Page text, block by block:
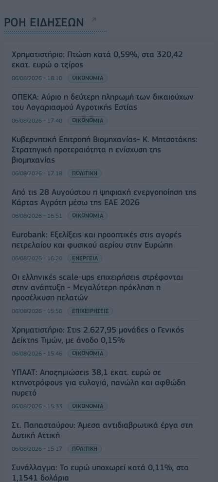
ΡΟΗ ΕΙΔΗΣΕΩΝ
Χρηματιστήριο: Πτώση κατά 0,59%, στα 320,42
εκατ. ευρώ ο τζίρος
06/08/2026 - 18:10 ΟΙΚΟΝΟΜΙΑ
ΟΠΕΚΑ: Αύριο η δεύτερη πληρωμή των δικαιούχων
του Λογαριασμού Αγροτικής Εστίας
06/08/2026 - 17:40 ΟΙΚΟΝΟΜΙΑ
Κυβερνητική Επιτροπή Βιομηχανίας- Κ. Μητσοτάκης:
Στρατηγική προτεραιότητα η ενίσχυση της
βιομηχανίας
06/08/2026 - 17:18 ΠΟΛΙΤΙΚΗ
Από τις 28 Αυγούστου η ψηφιακή ενεργοποίηση της
Κάρτας Αγρότη μέσω της ΕΑΕ 2026
06/08/2026 - 16:51 ΟΙΚΟΝΟΜΙΑ
Eurobank: Εξελίξεις και προοπτικές στις αγορές
πετρελαίου και φυσικού αερίου στην Ευρώπη
06/08/2026 - 16:20 ΕΝΕΡΓΕΙΑ
Οι ελληνικές scale-ups επιχειρήσεις στρέφονται
στην ανάπτυξη - Μεγαλύτερη πρόκληση η
προσέλκυση πελατών
06/08/2026 - 15:56 ΕΠΙΧΕΙΡΗΣΕΙΣ
Χρηματιστήριο: Στις 2.627,95 μονάδες ο Γενικός
Δείκτης Τιμών, με άνοδο 0,15%
06/08/2026 - 15:46 ΟΙΚΟΝΟΜΙΑ
ΥΠΑΑΤ: Αποζημιώσεις 38,1 εκατ. ευρώ σε
κτηνοτρόφους για ευλογιά, πανώλη και αφθώδη
πυρετό
06/08/2026 - 15:33 ΟΙΚΟΝΟΜΙΑ
Στ. Παπασταύρου: Άμεσα αντιδιαβρωτικά έργα στη
Δυτική Αττική
06/08/2026 - 15:17 ΠΟΛΙΤΙΚΗ
Συνάλλαγμα: Το ευρώ υποχωρεί κατά 0,11%, στα
1,1541 δολάρια